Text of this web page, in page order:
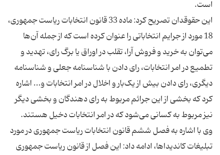
این حقوقدان تصریح کرد: ماده 33 قانون انتخابات ریاست جمهوری،
18 مورد از جرایم انتخاباتی را عنوان کرده است که از جمله آن‌ها
می‌توان به خرید و فروش آرا، تقلب در اوراق یا برگ رای، تهدید و
تطمیع در امر انتخابات، رای دادن با شناسنامه جعلی و شناسنامه
دیگری، رای دادن بیش از یک‌بار و اخلال در امر انتخابات و... اشاره
کرد که بخشی از این جرائم مربوط به رای دهندگان و بخشی دیگر
وی با اشاره به فصل ششم قانون انتخابات ریاست جمهوری در مورد
تبلیغات کاندیداها، ادامه داد: این فصل از قانون ریاست جمهوری